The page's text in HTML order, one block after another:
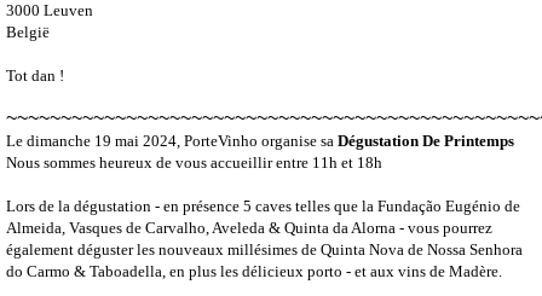
3000 Leuven
België
Tot dan !
Le dimanche 19 mai 2024, PorteVinho organise sa Dégustation De Printemps
Nous sommes heureux de vous accueillir entre 11h et 18h
Lors de la dégustation - en présence 5 caves telles que la Fundação Eugénio de
Almeida, Vasques de Carvalho, Aveleda & Quinta da Alorna - vous pourrez
également déguster les nouveaux millésimes de Quinta Nova de Nossa Senhora
do Carmo & Taboadella, en plus les délicieux porto - et aux vins de Madère.